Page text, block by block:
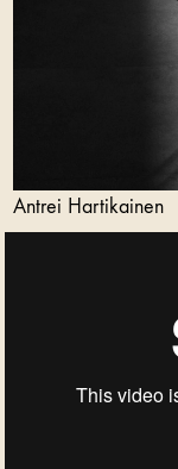
Antrei Hartikainen